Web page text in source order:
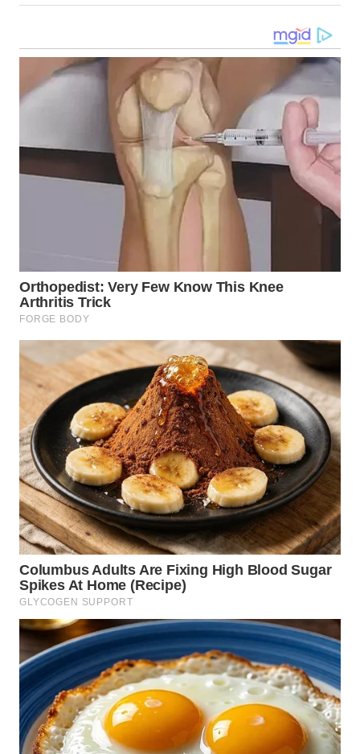
SULSEL
WN
SULUT
MALUT
WN
DAIRI
WN
DANAU
TOBA
WN
NIAS
WN
LANGKAT
WN
TAPANULI
WN
TANJUNG
LESUNG
WN
KARO